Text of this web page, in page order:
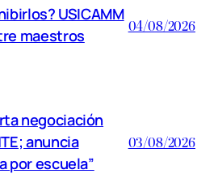
USICAMM
maestros
04/08/2026
negociación
anuncia
por escuela”
03/08/2026